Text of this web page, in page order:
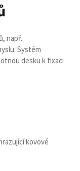
např.
Systém
desku k fixaci
kovové